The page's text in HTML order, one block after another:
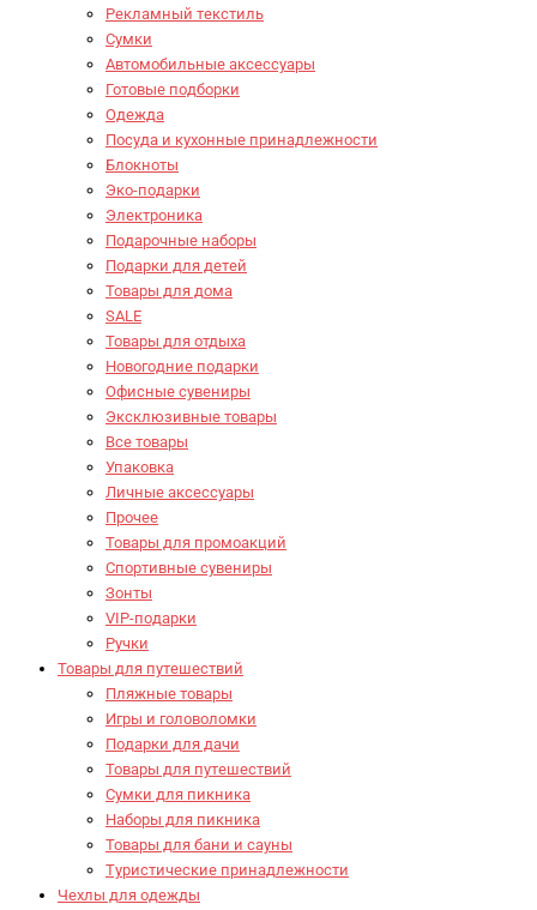
Рекламный текстиль
Сумки
Автомобильные аксессуары
Готовые подборки
Одежда
Посуда и кухонные принадлежности
Блокноты
Эко-подарки
Электроника
Подарочные наборы
Подарки для детей
Товары для дома
SALE
Товары для отдыха
Новогодние подарки
Офисные сувениры
Эксклюзивные товары
Все товары
Упаковка
Личные аксессуары
Прочее
Товары для промоакций
Спортивные сувениры
Зонты
VIP-подарки
Ручки
Товары для путешествий
Пляжные товары
Игры и головоломки
Подарки для дачи
Товары для путешествий
Сумки для пикника
Наборы для пикника
Товары для бани и сауны
Туристические принадлежности
Чехлы для одежды